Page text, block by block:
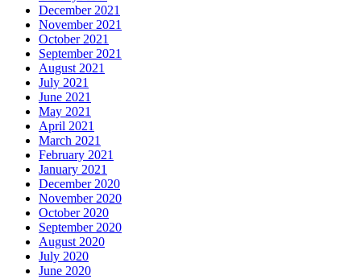
December 2021
November 2021
October 2021
September 2021
August 2021
July 2021
June 2021
May 2021
April 2021
March 2021
February 2021
January 2021
December 2020
November 2020
October 2020
September 2020
August 2020
July 2020
June 2020